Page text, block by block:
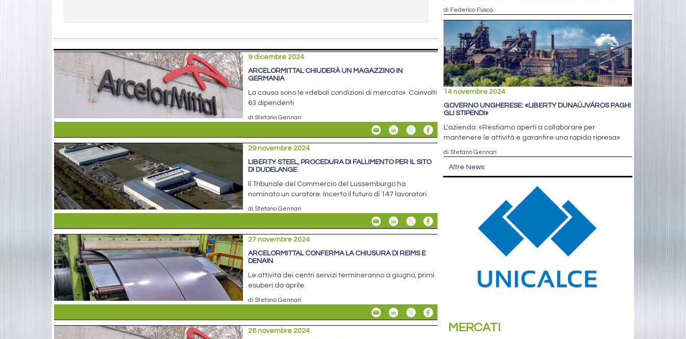
9 dicembre 2024
ARCELORMITTAL CHIUDERÀ UN MAGAZZINO IN
GERMANIA
La causa sono le «deboli condizioni di mercato». Coinvolti
63 dipendenti
di Stefano Gennari
29 novembre 2024
LIBERTY STEEL, PROCEDURA DI FALLIMENTO PER IL SITO
DI DUDELANGE
Il Tribunale del Commercio del Lussemburgo ha
nominato un curatore. Incerto il futuro di 147 lavoratori
di Stefano Gennari
27 novembre 2024
ARCELORMITTAL CONFERMA LA CHIUSURA DI REIMS E
DENAIN
Le attività dei centri servizi termineranno a giugno, primi
esuberi da aprile
di Stefano Gennari
26 novembre 2024
di Federico Fusca
14 novembre 2024
GOVERNO UNGHERESE: «LIBERTY DUNAÚJVÁROS PAGHI
GLI STIPENDI»
L'azienda: «Restiamo aperti a collaborare per
mantenere le attività e garantire una rapida ripresa»
di Stefano Gennari
Altre News
MERCATI